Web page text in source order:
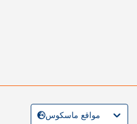
مواقع ماسكوس